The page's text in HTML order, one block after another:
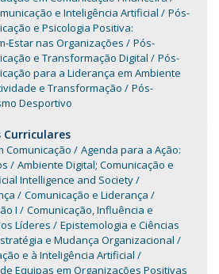
e Inteligência Artificial
Pós-
e Psicologia Positiva:
Estar nas Organizações
Pós-
e Transformação Digital
Pós-
para a Liderança em Ambiente
e Transformação
Pós-
Desportivo
Curriculares
Comunicação
Agenda para a Ação:
Ambiente Digital; Comunicação e
Intelligence and Society
Comunicação e Liderança
I
Comunicação, Influência e
Líderes
Epistemologia e Ciências
e Mudança Organizacional
e à Inteligência Artificial
Equipas em Organizações Positivas